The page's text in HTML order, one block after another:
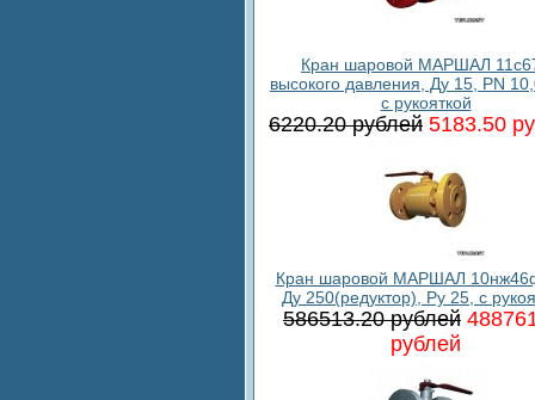
Кран шаровой МАРШАЛ
высокого давления, Ду 15, PN
с рукояткой
6220.20 рублей 5183.50
Кран шаровой МАРШАЛ
Ду 250(редуктор), Ру 25, с
586513.20 рублей
рублей